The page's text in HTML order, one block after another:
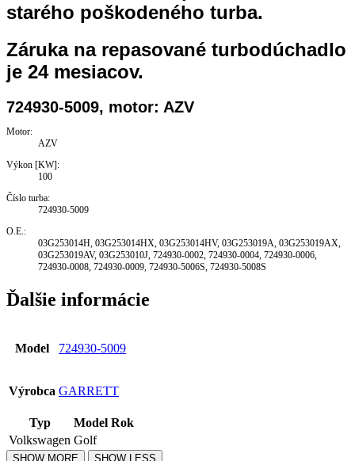
starého poškodeného turba.
Záruka na repasované turbodúchadlo
je 24 mesiacov.
724930-5009, motor: AZV
Motor:
AZV
Výkon [KW]:
100
Číslo turba:
724930-5009
O.E.:
03G253014H, 03G253014HX, 03G253014HV, 03G253019A, 03G253019AX,
03G253019AV, 03G253010J, 724930-0002, 724930-0004, 724930-0006,
724930-0008, 724930-0009, 724930-5006S, 724930-5008S
Ďalšie informácie
Model 724930-5009
Výrobca GARRETT
Typ Model Rok
Volkswagen Golf